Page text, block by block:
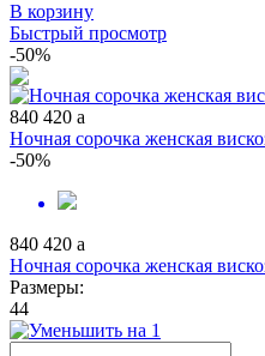
В корзину
Быстрый просмотр
-50%
840 420 a
Ночная сорочка женская
-50%
840 420 a
Ночная сорочка женская
Размеры:
44